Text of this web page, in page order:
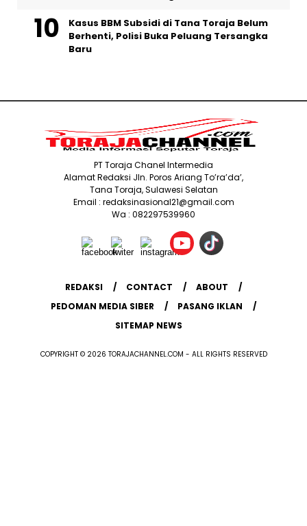
Kasus BBM Subsidi di Tana Toraja Belum
Berhenti, Polisi Buka Peluang Tersangka
Baru
PT Toraja Chanel Intermedia
Alamat Redaksi Jln. Poros Ariang To’ra’da’,
Tana Toraja, Sulawesi Selatan
Email : redaksinasional21@gmail.com
Wa : 082297539960
REDAKSI CONTACT
ABOUT
PEDOMAN MEDIA SIBER
PASANG IKLAN
SITEMAP NEWS
COPYRIGHT © 2026 TORAJACHANNEL.COM - ALL RIGHTS RESERVED